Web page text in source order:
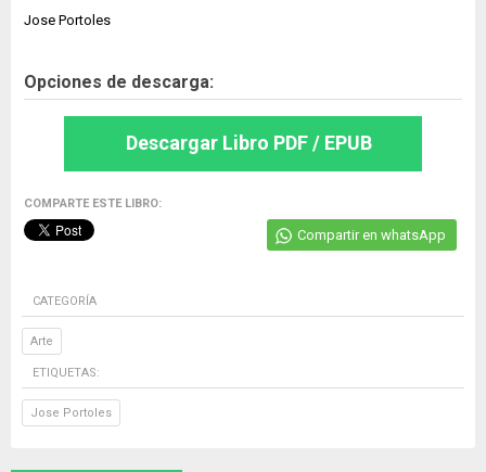
Jose Portoles
Opciones de descarga:
Descargar Libro PDF / EPUB
COMPARTE ESTE LIBRO:
Compartir en whatsApp
CATEGORÍA
Arte
ETIQUETAS:
Jose Portoles